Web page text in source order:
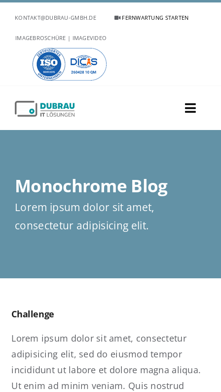
Inhalt
springen
KONTAKT@DUBRAU-GMBH.DE FERNWARTUNG STARTEN
IMAGEBROSCHÜRE | IMAGEVIDEO
SUPPORT
SHOP
NACH:
Monochrome Blog
Lorem ipsum dolor sit amet,
consectetur adipisicing elit.
Challenge
Lorem ipsum dolor sit amet, consectetur
adipisicing elit, sed do eiusmod tempor
incididunt ut labore et dolore magna aliqua.
Ut enim ad minim veniam. Quis nostrud